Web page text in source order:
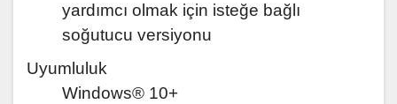
yardımcı olmak için isteğe bağlı
soğutucu versiyonu
Uyumluluk
Windows® 10+